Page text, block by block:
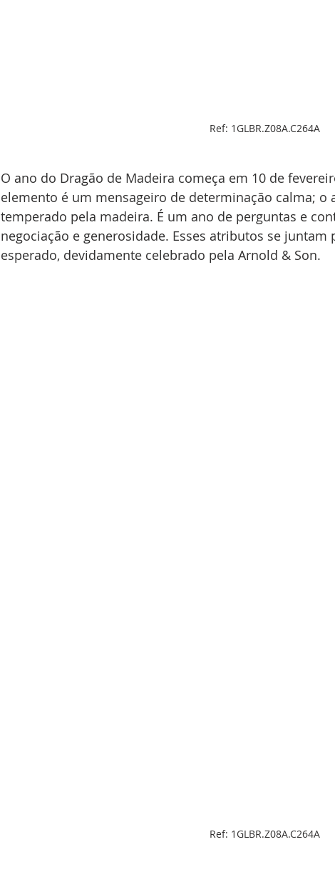
Ref: 1GLBR.Z08A.C264A
O ano do Dragão de Madeira começa em 10 de
elemento é um mensageiro de determinação calma; o
temperado pela madeira. É um ano de perguntas e
negociação e generosidade. Esses atributos se
esperado, devidamente celebrado pela Arnold & Son.
Ref: 1GLBR.Z08A.C264A